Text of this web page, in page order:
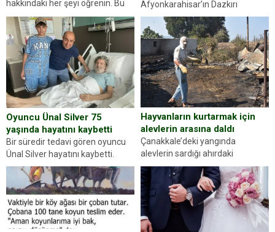
hakkındaki her şeyi öğrenin. Bu
kez karşınıza oldukça farklı bir
kişilik testiyle çıkıyoruz. Resimde
gördüğünüz kadın figürlerinden
dikkatinizi en...
Afyonkarahisar’ın Dazkırı
ilçesinde trafik uygulaması
yapan jandarma ekipleri
durdurdukları bir otomobilin
sürücüsünden ehliyet ve ruhsat
sorup belgelerini istedi. Sürücü
Abdurrahman Ö.nün verdiği
evraklarda eksik olduğunu...
Oyuncu Ünal Silver 75
yaşında hayatını kaybetti
Bir süredir tedavi gören oyuncu
Ünal Silver hayatını kaybetti.
Haberi, oyuncunun menajerlik
ajansı duyurdu. Renda Güner,
sosyal medya hesabında “Usta
Oyuncumuz ve çok değerli
dostumuz...
Hayvanların kurtarmak için
alevlerin arasına daldı
Çanakkale’deki yangında
alevlerin sardığı ahırdaki
hayvanlarını kurtarmak isteyen
Zeki Demir (66) ölümden döndü.
Yüzünde ve ellerinde yanıklar
oluşan Demir, kâbus dolu anları
anlattı… Merkeze bağlı...